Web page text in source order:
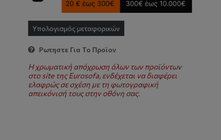
Υπολογισμός μεταφορικών
Ρωτηστε Για Το Προϊον
Η χρωματική απόχρωση όλων των προϊόντων
στο site της Eurosofa, ενδέχεται να διαφέρει
ελαφρώς σε σχέση με τη φωτογραφική
απεικόνισή τους στην οθόνη σας.